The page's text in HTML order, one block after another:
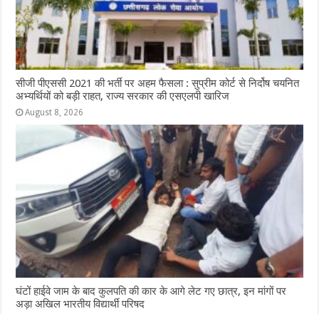
सीजी पीएससी 2021 की भर्ती पर अहम फैसला : सुप्रीम कोर्ट से निर्दोष चयनित
अभ्यर्थियों को बड़ी राहत, राज्य सरकार की एसएलपी खारिज
August 8, 2026
घंटों हाईवे जाम के बाद कुलपति की कार के आगे लेट गए छात्र, इन मांगों पर
अड़ा अखिल भारतीय विद्यार्थी परिषद